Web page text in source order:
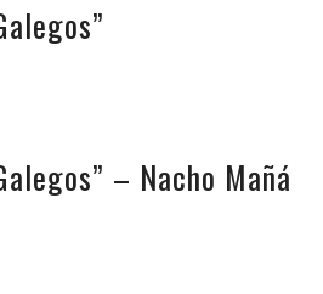
– Nacho Mañá